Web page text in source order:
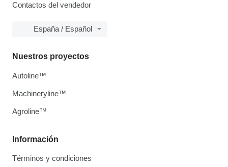
Contactos del vendedor
España / Español
Información
Términos y condiciones
Nuestros proyectos
Autoline™
Machineryline™
Agroline™